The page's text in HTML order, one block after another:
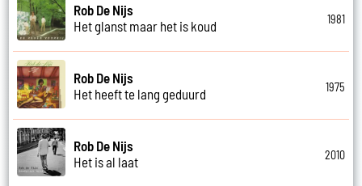
Rob De Nijs
Het glanst maar het is koud
1981
Rob De Nijs
Het heeft te lang geduurd
1975
Rob De Nijs
Het is al laat
2010